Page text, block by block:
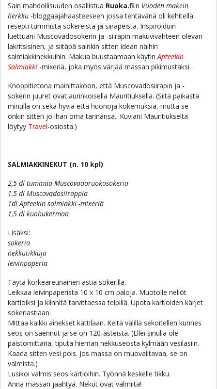
Sain mahdollisuuden osallistua Ruoka.fi:n Vuoden makein
herkku -bloggaajahaasteeseen jossa tehtävänä oli kehitellä
resepti tummista sokereista ja siirapeista. Inspiroiduin
luettuani Muscovadosokerin ja -siirapin makuvivahteen olevan
lakritsisinen, ja siitäpä sainkin sitten idean näihin
salmiakkinekkuihin. Makua buustaamaan käytin Apteekin
Salmiakki -mixeriä, joka myös värjää massan pikimustaksi.
Knoppitietona mainittakoon, että Muscovadosiirapin ja -
sokerin juuret ovat aurinkoisella Mauritiuksella. (Siitä paikasta
minulla on sekä hyviä että huonoja kokemuksia, mutta se
onkin sitten jo ihan oma tarinansa.. Kuviani Mauritiukselta
löytyy Travel-osiosta.)
SALMIAKKINEKUT (n. 10 kpl)
2,5 dl tummaa Muscovadoruokosokeria
1,5 dl Muscovadosiirappia
1dl Apteekin salmiakki -mixeriä
1,5 dl kuohukermaa
Lisäksi:
sokeria
nekkutikkuja
leivinpaperia
Täytä korkeareunainen astia sokerilla.
Leikkaa leivinpaperista 10 x 10 cm paloja. Muotoile neliöt
kartioiksi ja kiinnitä tarvittaessa teipillä. Upota kartioiden kärjet
sokeriastiaan.
Mittaa kaikki ainekset kattilaan. Keitä välillä sekoitellen kunnes
seos on saennut ja se on 120-asteista. (Ellei sinulla ole
paistomittaria, tiputa hieman nekkuseosta kylmään vesilasiin.
Kaada sitten vesi pois. Jos massa on muovailtavaa, se on
valmista.)
Lusikoi valmis seos kartioihin. Työnnä keskelle tikku.
Anna massan jäähtyä. Nekut ovat valmiita!